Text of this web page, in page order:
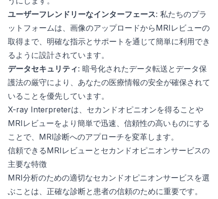
ユーザーフレンドリーなインターフェース: 私たちのプラ
ットフォームは、画像のアップロードからMRIレビューの
取得まで、明確な指示とサポートを通じて簡単に利用でき
るように設計されています。
データセキュリティ: 暗号化されたデータ転送とデータ保
護法の厳守により、あなたの医療情報の安全が確保されて
いることを優先しています。
X-ray Interpreterは、セカンドオピニオンを得ることや
MRIレビューをより簡単で迅速、信頼性の高いものにする
ことで、MRI診断へのアプローチを変革します。
信頼できるMRIレビューとセカンドオピニオンサービスの
主要な特徴
MRI分析のための適切なセカンドオピニオンサービスを選
ぶことは、正確な診断と患者の信頼のために重要です。